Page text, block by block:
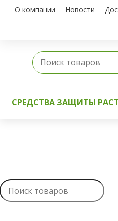
О компании Новости
СРЕДСТВА ЗАЩИТЫ